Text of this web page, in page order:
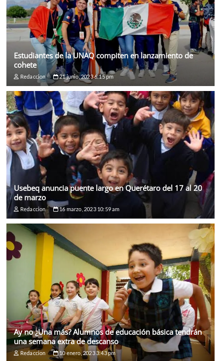
Estudiantes de la UNAQ compiten en lanzamiento de
cohete
Redaccion 21 junio, 2023 6:15 pm
Usebeq anuncia puente largo en Querétaro del 17 al 20
de marzo
Redaccion 16 marzo, 2023 10:59 am
Ay no ¿Una más? Alumnos de educación básica tendrán
una semana extra de descanso
Redaccion 10 enero, 2023 3:43 pm